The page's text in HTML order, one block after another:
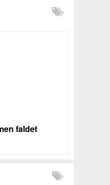
faldet